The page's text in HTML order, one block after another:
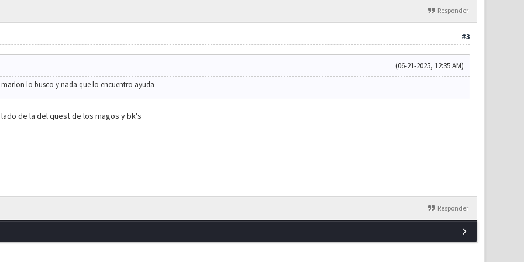
Responder
#3
(06-21-2025, 12:35 AM)
lo busco y nada que lo encuentro ayuda
de la del quest de los magos y bk's
Responder